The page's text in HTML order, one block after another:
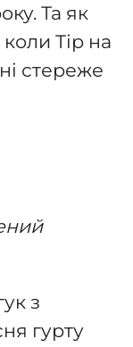
Та як
Тір на
стереже
з
гурту